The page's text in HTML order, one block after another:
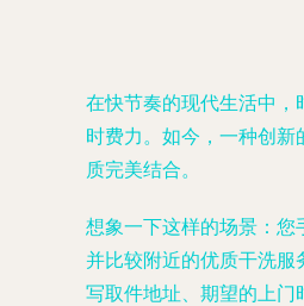
在快节奏的现代生活中
时费力。如今，一种创
质完美结合。
想象一下这样的场景：
并比较附近的优质干洗
写取件地址、期望的上门